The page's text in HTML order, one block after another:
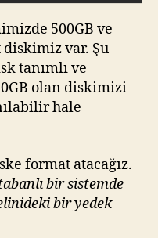
500GB ve
diskimiz var. Şu
tanımlı ve
olan diskimizi
hale
format atacağız.
bir sistemde
bir yedek